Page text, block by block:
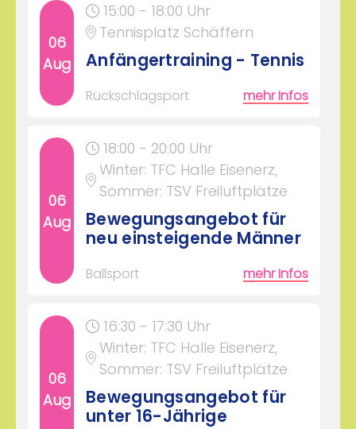
06
Aug
15:00 - 18:00 Uhr
Tennisplatz Schäffern
Anfängertraining - Tennis
Rückschlagsport mehr Infos
06
Aug
18:00 - 20:00 Uhr
Winter: TFC Halle Eisenerz,
Sommer: TSV Freiluftplätze
Bewegungsangebot für
neu einsteigende Männer
Ballsport mehr Infos
06
Aug
16:30 - 17:30 Uhr
Winter: TFC Halle Eisenerz,
Sommer: TSV Freiluftplätze
Bewegungsangebot für
unter 16-Jährige